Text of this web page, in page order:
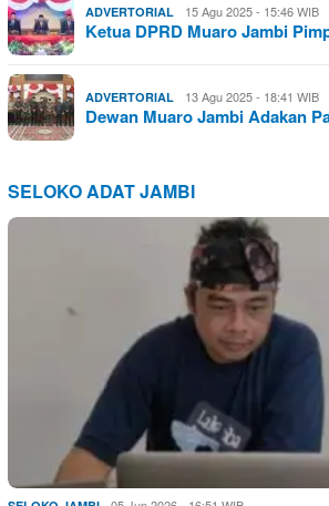
ADVERTORIAL 15 Agu 2025 - 15:46 WIB
Ketua DPRD Muaro Jambi
ADVERTORIAL 13 Agu 2025 - 18:41 WIB
Dewan Muaro Jambi Adakan
SELOKO ADAT JAMBI